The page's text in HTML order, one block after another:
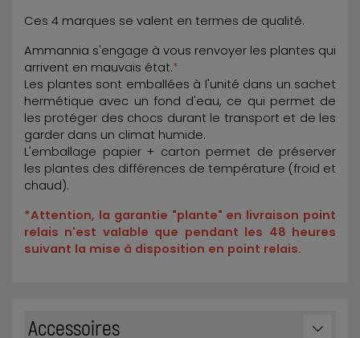
Ces 4 marques se valent en termes de qualité.
Ammannia s'engage à vous renvoyer les plantes qui
arrivent en mauvais état.*
Les plantes sont emballées à l'unité dans un sachet
hermétique avec un fond d'eau, ce qui permet de
les protéger des chocs durant le transport et de les
garder dans un climat humide.
L'emballage papier + carton permet de préserver
les plantes des différences de température (froid et
chaud).
*Attention, la garantie "plante" en livraison point
relais n'est valable que pendant les 48 heures
suivant la mise à disposition en point relais.
Accessoires